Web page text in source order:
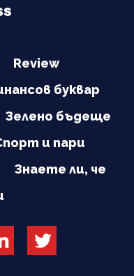
Review
буквар
Зелено бъдеще
и пари
Знаете ли, че